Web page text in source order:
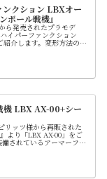
ンクション LBXオー
ボール戦機』
ら発売されたプラモデ
イパーファンクション
介します。変形方法の説
してしまった際などにご
ます。 「HF」シリーズ
機 LBX AX-00+シー
リッツ様から再販された
より「LBX AX-00」をご
されているアーマーフレ